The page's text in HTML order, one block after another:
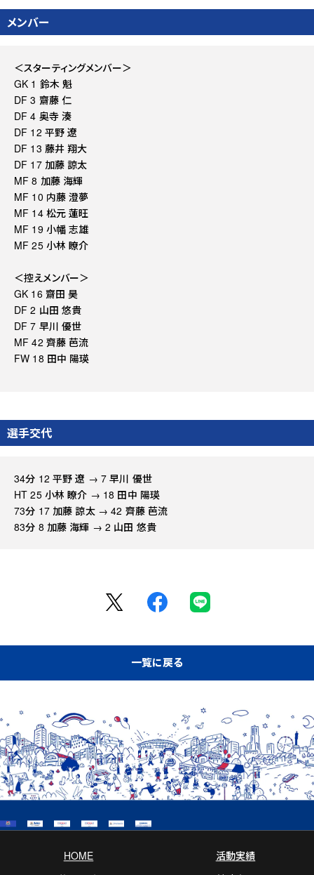
メンバー
＜スターティングメンバー＞
GK 1 鈴木 魁
DF 3 齋藤 仁
DF 4 奥寺 湊
DF 12 平野 遼
DF 13 藤井 翔大
DF 17 加藤 諒太
MF 8 加藤 海輝
MF 10 内藤 澄夢
MF 14 松元 蓮旺
MF 19 小幡 志雄
MF 25 小林 瞭介
＜控えメンバー＞
GK 16 齋田 昊
DF 2 山田 悠貴
DF 7 早川 優世
MF 42 齊藤 芭流
FW 18 田中 陽瑛
選手交代
34分 12 平野 遼 → 7 早川 優世
HT 25 小林 瞭介 → 18 田中 陽瑛
73分 17 加藤 諒太 → 42 齊藤 芭流
83分 8 加藤 海輝 → 2 山田 悠貴
一覧に戻る
HOME
活動実績